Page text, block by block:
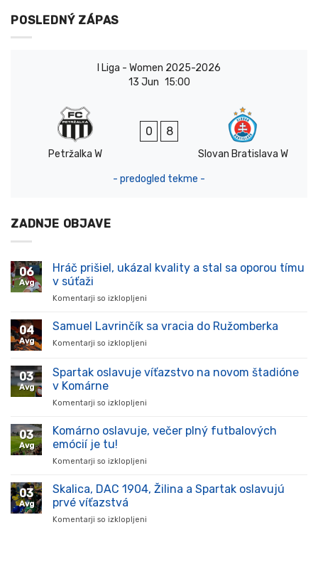
POSLEDNÝ ZÁPAS
I Liga - Women 2025-2026
13 Jun 15:00
Petržalka W
0 8
Slovan Bratislava W
- predogled tekme -
ZADNJE OBJAVE
06
Avg
Hráč prišiel, ukázal kvality a stal sa oporou tímu
v súťaži
Komentarji so izklopljeni
prišiel,
stal
súťaži
04
Avg
Samuel Lavrinčík sa vracia do Ružomberka
Komentarji so izklopljeni
Lavrinčík
sa
03
Avg
Spartak oslavuje víťazstvo na novom štadióne
v Komárne
Komentarji so izklopljeni
oslavuje
v
03
Avg
Komárno oslavuje, večer plný futbalových
emócií je tu!
Komentarji so izklopljeni
oslavuje,
03
Avg
Skalica, DAC 1904, Žilina a Spartak oslavujú
prvé víťazstvá
Komentarji so izklopljeni